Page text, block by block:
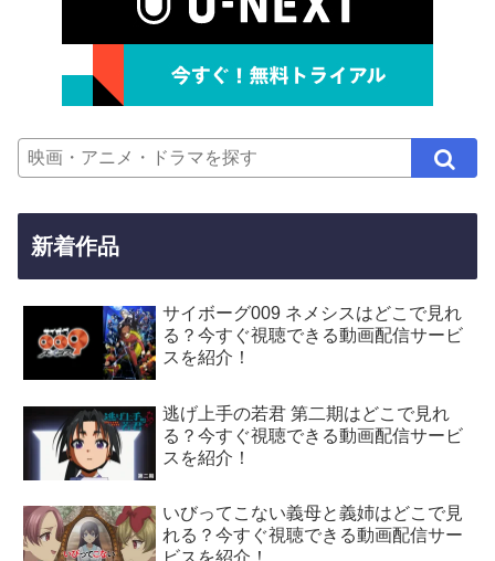
新着作品
サイボーグ009 ネメシスはどこで見れ
る？今すぐ視聴できる動画配信サービ
スを紹介！
逃げ上手の若君 第二期はどこで見れ
る？今すぐ視聴できる動画配信サービ
スを紹介！
いびってこない義母と義姉はどこで見
れる？今すぐ視聴できる動画配信サー